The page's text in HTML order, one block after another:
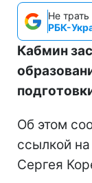
Не
РБК-
Кабмин
Об этом
ссылкой
Сергея